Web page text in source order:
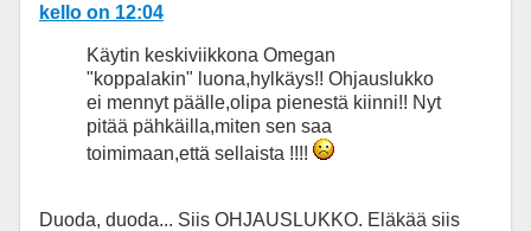
kello on 12:04
Käytin keskiviikkona Omegan
"koppalakin" luona,hylkäys!! Ohjauslukko
ei mennyt päälle,olipa pienestä kiinni!! Nyt
pitää pähkäilla,miten sen saa
toimimaan,että sellaista !!!!
Duoda, duoda... Siis OHJAUSLUKKO. Eläkää siis